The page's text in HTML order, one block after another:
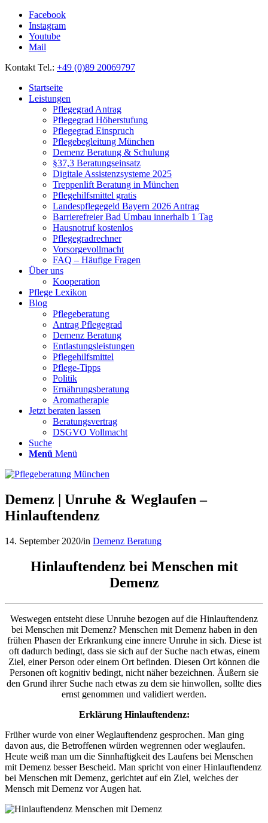
Facebook
Instagram
Youtube
Mail
Kontakt Tel.: +49 (0)89 20069797
Startseite
Leistungen
Pflegegrad Antrag
Pflegegrad Höherstufung
Pflegegrad Einspruch
Pflegebegleitung München
Demenz Beratung & Schulung
§37,3 Beratungseinsatz
Digitale Assistenzsysteme 2025
Treppenlift Beratung in München
Pflegehilfsmittel gratis
Landespflegegeld Bayern 2026 Antrag
Barrierefreier Bad Umbau innerhalb 1 Tag
Hausnotruf kostenlos
Pflegegradrechner
Vorsorgevollmacht
FAQ – Häufige Fragen
Über uns
Kooperation
Pflege Lexikon
Blog
Pflegeberatung
Antrag Pflegegrad
Demenz Beratung
Entlastungsleistungen
Pflegehilfsmittel
Pflege-Tipps
Politik
Ernährungsberatung
Aromatherapie
Jetzt beraten lassen
Beratungsvertrag
DSGVO Vollmacht
Suche
Menü Menü
Demenz | Unruhe & Weglaufen –
Hinlauftendenz
14. September 2020/in Demenz Beratung
Hinlauftendenz bei Menschen mit
Demenz
Weswegen entsteht diese Unruhe bezogen auf die Hinlauftendenz
bei Menschen mit Demenz? Menschen mit Demenz haben in den
frühen Phasen der Erkrankung eine innere Unruhe in sich. Diese ist
oft dadurch bedingt, dass sie sich auf der Suche nach etwas, einem
Ziel, einer Person oder einem Ort befinden. Diesen Ort können die
Personen oft kognitiv bedingt, nicht näher bezeichnen. Äußern sie
den Grund ihrer Suche nach etwas zu dem sie hinwollen, sollte dies
ernst genommen und validiert werden.
Erklärung Hinlauftendenz:
Früher wurde von einer Weglauftendenz gesprochen. Man ging
davon aus, die Betroffenen würden wegrennen oder weglaufen.
Heute weiß man um die Sinnhaftigkeit des Laufens bei Menschen
mit Demenz besser Bescheid. Man spricht von einer Hinlauftendenz
bei Menschen mit Demenz, gerichtet auf ein Ziel, welches der
Mensch mit Demenz vor Augen hat.